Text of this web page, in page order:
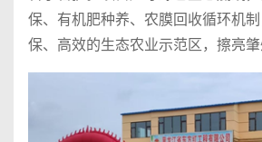
保、有机肥种养、农膜回收循环机
保、高效的生态农业示范区，擦亮肇